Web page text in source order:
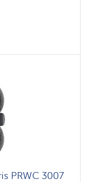
PRWC 3007